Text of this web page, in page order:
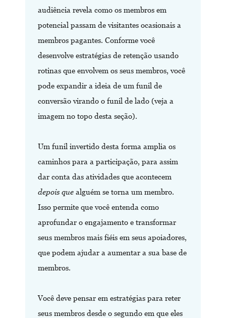
audiência revela como os membros em
potencial passam de visitantes ocasionais a
membros pagantes. Conforme você
desenvolve estratégias de retenção usando
rotinas que envolvem os seus membros, você
pode expandir a ideia de um funil de
conversão virando o funil de lado (veja a
imagem no topo desta seção).
Um funil invertido desta forma amplia os
caminhos para a participação, para assim
dar conta das atividades que acontecem
depois que alguém se torna um membro.
Isso permite que você entenda como
aprofundar o engajamento e transformar
seus membros mais fiéis em seus apoiadores,
que podem ajudar a aumentar a sua base de
membros.
Você deve pensar em estratégias para reter
seus membros desde o segundo em que eles